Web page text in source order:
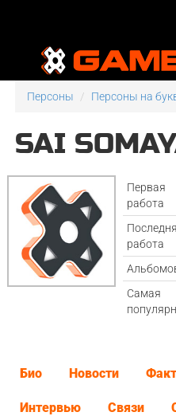
Персоны Персоны на
SAI
Первая
работа
работа
Самая
Био Новости
Интервью Связи